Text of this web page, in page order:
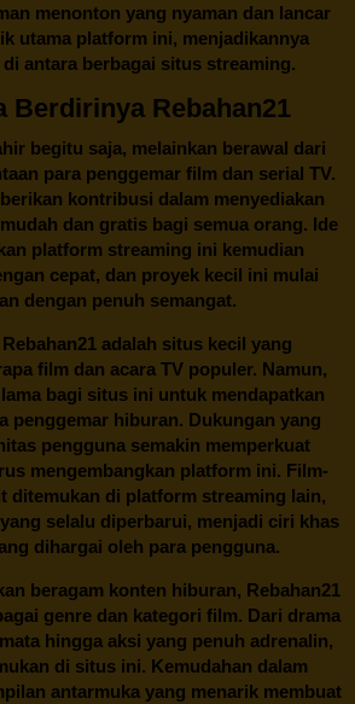
menonton yang nyaman dan lancar
utama platform ini, menjadikannya
antara berbagai situs streaming.
Berdirinya Rebahan21
begitu saja, melainkan berawal dari
para penggemar film dan serial TV.
kontribusi dalam menyediakan
dan gratis bagi semua orang. Ide
platform streaming ini kemudian
cepat, dan proyek kecil ini mulai
dengan penuh semangat.
Rebahan21 adalah situs kecil yang
film dan acara TV populer. Namun,
bagi situs ini untuk mendapatkan
penggemar hiburan. Dukungan yang
pengguna semakin memperkuat
mengembangkan platform ini. Film-
ditemukan di platform streaming lain,
selalu diperbarui, menjadi ciri khas
dihargai oleh para pengguna.
beragam konten hiburan, Rebahan21
genre dan kategori film. Dari drama
hingga aksi yang penuh adrenalin,
di situs ini. Kemudahan dalam
antarmuka yang menarik membuat